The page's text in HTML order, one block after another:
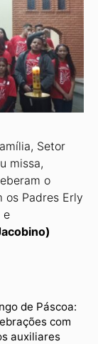
Setor
missa,
o
os Padres Erly
e
de Páscoa:
com
auxiliares